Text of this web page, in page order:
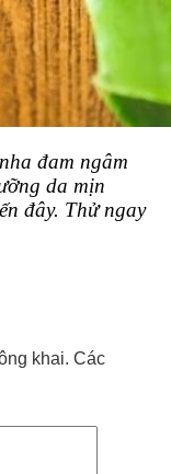
đam ngâm
da mịn
đây. Thử ngay
khai. Các